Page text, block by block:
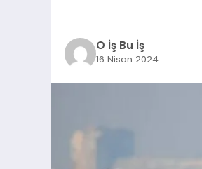
O İş Bu İş
16 Nisan 2024